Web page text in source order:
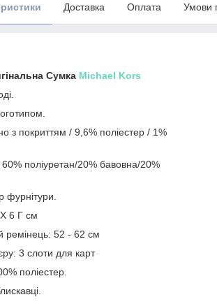
Доставка Оплата Умови
Сумка Michael Kors
з покриттям / 9,6% поліестер / 1%
поліуретан/20% бавовна/20%
фурнітури.
6 Г см
ремінець: 52 - 62 см
3 слоти для карт
поліестер.